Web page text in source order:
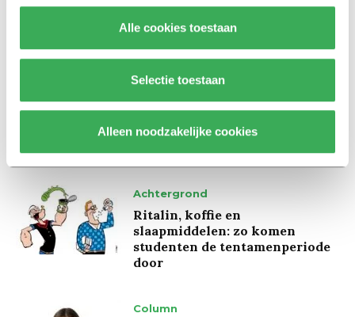
Alle cookies toestaan
Selectie toestaan
Alleen noodzakelijke cookies
ivoren toren uit’
Achtergrond
Kinderen spelen de Zero
Hunger Game: ‘Ik schrok, we
kregen er een paar miljoen
Achtergrond
Ritalin, koffie en
slaapmiddelen: zo komen
studenten de tentamenperiode
door
Column